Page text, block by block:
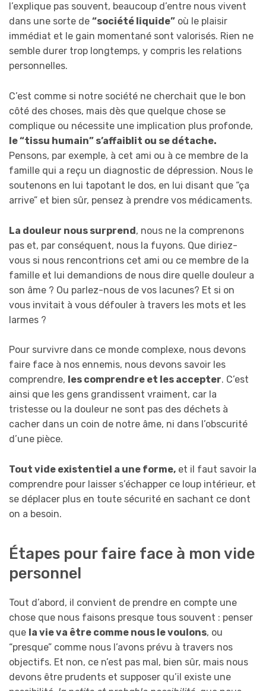
l’explique pas souvent, beaucoup d’entre nous vivent
dans une sorte de “société liquide” où le plaisir
immédiat et le gain momentané sont valorisés. Rien ne
semble durer trop longtemps, y compris les relations
personnelles.
C’est comme si notre société ne cherchait que le bon
côté des choses, mais dès que quelque chose se
complique ou nécessite une implication plus profonde,
le “tissu humain” s’affaiblit ou se détache.
Pensons, par exemple, à cet ami ou à ce membre de la
famille qui a reçu un diagnostic de dépression. Nous le
soutenons en lui tapotant le dos, en lui disant que “ça
arrive” et bien sûr, pensez à prendre vos médicaments.
La douleur nous surprend, nous ne la comprenons
pas et, par conséquent, nous la fuyons. Que diriez-
vous si nous rencontrions cet ami ou ce membre de la
famille et lui demandions de nous dire quelle douleur a
son âme ? Ou parlez-nous de vos lacunes? Et si on
vous invitait à vous défouler à travers les mots et les
larmes ?
Pour survivre dans ce monde complexe, nous devons
faire face à nos ennemis, nous devons savoir les
comprendre, les comprendre et les accepter. C’est
ainsi que les gens grandissent vraiment, car la
tristesse ou la douleur ne sont pas des déchets à
cacher dans un coin de notre âme, ni dans l’obscurité
d’une pièce.
Tout vide existentiel a une forme, et il faut savoir la
comprendre pour laisser s’échapper ce loup intérieur, et
se déplacer plus en toute sécurité en sachant ce dont
on a besoin.
Étapes pour faire face à mon vide
personnel
Tout d’abord, il convient de prendre en compte une
chose que nous faisons presque tous souvent : penser
que la vie va être comme nous le voulons, ou
“presque” comme nous l’avons prévu à travers nos
objectifs. Et non, ce n’est pas mal, bien sûr, mais nous
devons être prudents et supposer qu’il existe une